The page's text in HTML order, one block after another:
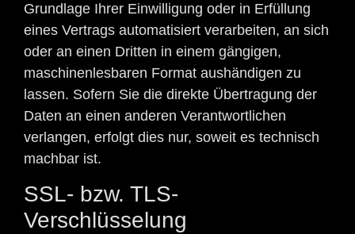
Grundlage Ihrer Einwilligung oder in Erfüllung
eines Vertrags automatisiert verarbeiten, an sich
oder an einen Dritten in einem gängigen,
maschinenlesbaren Format aushändigen zu
lassen. Sofern Sie die direkte Übertragung der
Daten an einen anderen Verantwortlichen
verlangen, erfolgt dies nur, soweit es technisch
machbar ist.
SSL- bzw. TLS-
Verschlüsselung